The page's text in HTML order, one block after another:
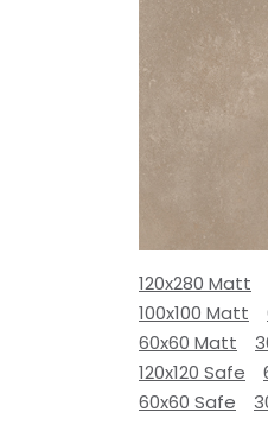
120x280 Matt
100x100 Matt
60x60 Matt
120x120 Safe
60x60 Safe